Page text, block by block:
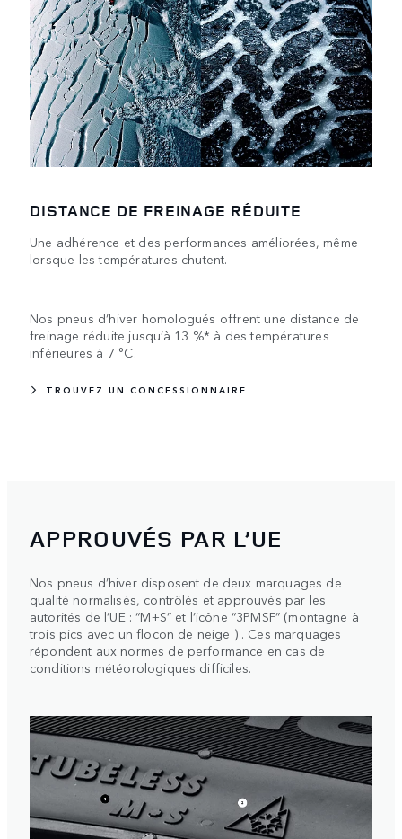
DISTANCE DE FREINAGE RÉDUITE
Une adhérence et des performances améliorées, même
lorsque les températures chutent.
Nos pneus d’hiver homologués offrent une distance de
freinage réduite jusqu’à 13 %* à des températures
inférieures à 7 °C.
TROUVEZ UN CONCESSIONNAIRE
APPROUVÉS PAR L’UE
Nos pneus d’hiver disposent de deux marquages de
qualité normalisés, contrôlés et approuvés par les
autorités de l’UE : “M+S” et l’icône “3PMSF” (montagne à
trois pics avec un flocon de neige ) . Ces marquages
répondent aux normes de performance en cas de
conditions météorologiques difficiles.